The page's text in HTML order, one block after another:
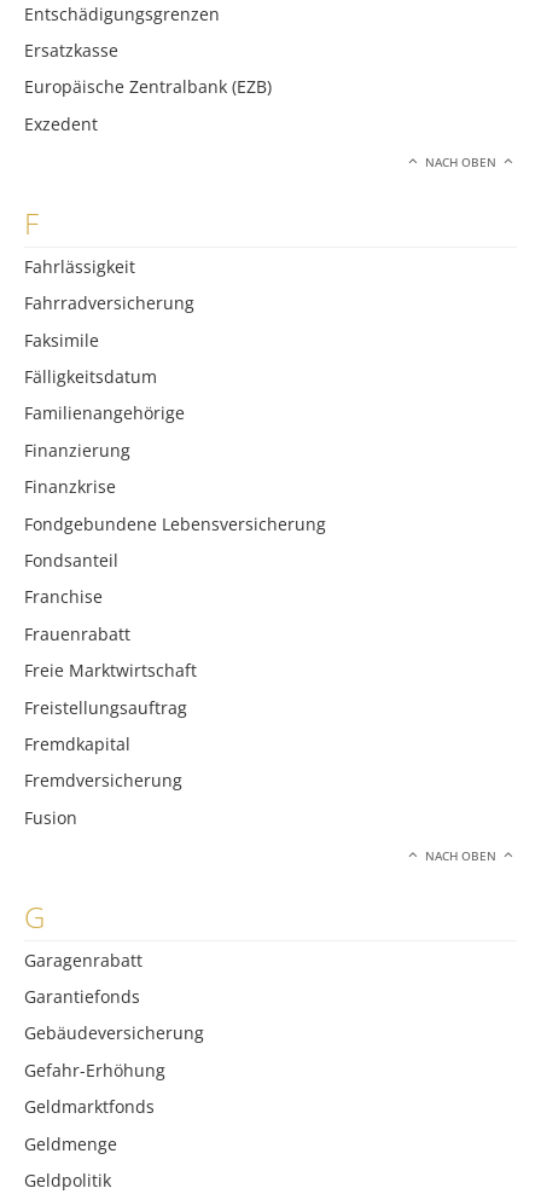
Entschädigungsgrenzen
Ersatzkasse
Europäische Zentralbank (EZB)
Exzedent
NACH OBEN
F
Fahrlässigkeit
Fahrradversicherung
Faksimile
Fälligkeitsdatum
Familienangehörige
Finanzierung
Finanzkrise
Fondgebundene Lebensversicherung
Fondsanteil
Franchise
Frauenrabatt
Freie Marktwirtschaft
Freistellungsauftrag
Fremdkapital
Fremdversicherung
Fusion
NACH OBEN
G
Garagenrabatt
Garantiefonds
Gebäudeversicherung
Gefahr-Erhöhung
Geldmarktfonds
Geldmenge
Geldpolitik